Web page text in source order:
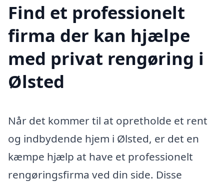
Find et professionelt
firma der kan hjælpe
med privat rengøring i
Ølsted
Når det kommer til at opretholde et rent
og indbydende hjem i Ølsted, er det en
kæmpe hjælp at have et professionelt
rengøringsfirma ved din side. Disse